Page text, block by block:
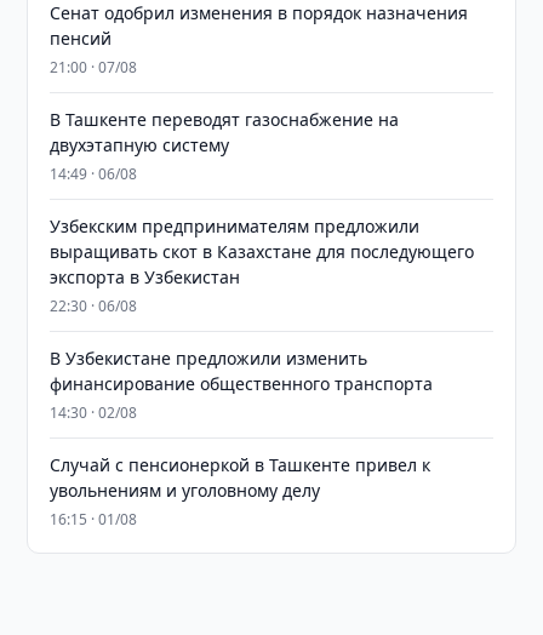
Сенат одобрил изменения в порядок назначения
пенсий
21:00 · 07/08
В Ташкенте переводят газоснабжение на
двухэтапную систему
14:49 · 06/08
Узбекским предпринимателям предложили
выращивать скот в Казахстане для последующего
экспорта в Узбекистан
22:30 · 06/08
В Узбекистане предложили изменить
финансирование общественного транспорта
14:30 · 02/08
Случай с пенсионеркой в Ташкенте привел к
увольнениям и уголовному делу
16:15 · 01/08